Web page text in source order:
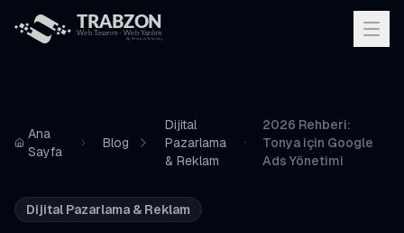
Ana
Sayfa
Blog
Dijital
Pazarlama
& Reklam
2026 Rehberi:
Tonya için Google
Ads Yönetimi
Dijital Pazarlama & Reklam